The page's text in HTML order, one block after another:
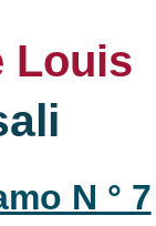
Louis
N ° 7